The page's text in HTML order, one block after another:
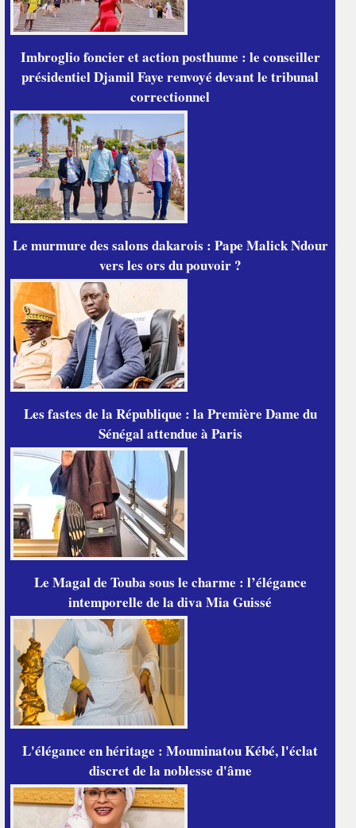
Imbroglio foncier et action posthume : le conseiller
présidentiel Djamil Faye renvoyé devant le tribunal
correctionnel
Le murmure des salons dakarois : Pape Malick Ndour
vers les ors du pouvoir ?
Les fastes de la République : la Première Dame du
Sénégal attendue à Paris
Le Magal de Touba sous le charme : l’élégance
intemporelle de la diva Mia Guissé
L'élégance en héritage : Mouminatou Kébé, l'éclat
discret de la noblesse d'âme